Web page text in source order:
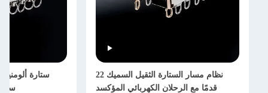
نظام مسار الستارة الثقيل السميك 22
قدمًا مع الرحلان الكهربائي المؤكسد
ستارة